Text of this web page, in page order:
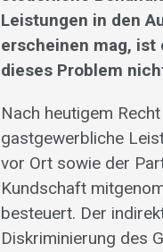
Leistungen in den
erscheinen mag, ist
dieses Problem
Nach heutigem
gastgewerbliche
vor Ort sowie der
Kundschaft
besteuert. Der
Diskriminierung des